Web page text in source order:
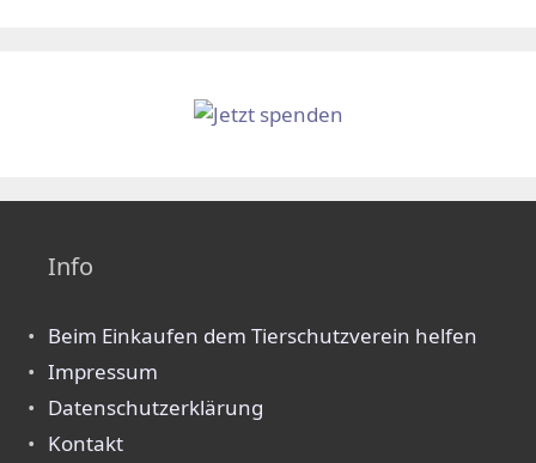
Info
Beim Einkaufen dem Tierschutzverein helfen
Impressum
Datenschutzerklärung
Kontakt